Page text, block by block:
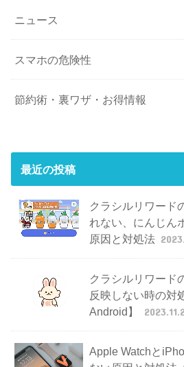
ニュース
スマホの危険性
節約術・裏ワザ・お得情報
最近の投稿
クラシルリワード
れない、にんじん
原因と対処法
クラシルリワード
反映しない時の対
Android】
Apple Watchと